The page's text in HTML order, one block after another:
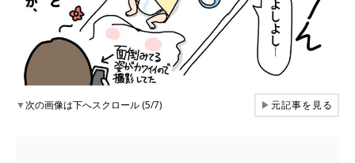
▼次の画像は下へスクロール (5/7) ▶元記事を見る